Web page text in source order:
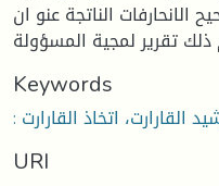
الناتجة عنو ان
Keywords
URI